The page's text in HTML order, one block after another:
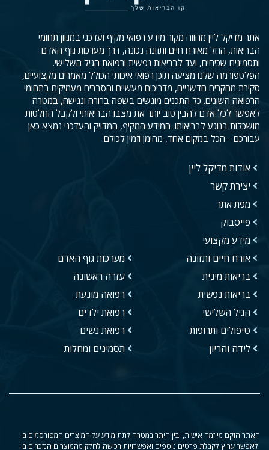
אתר מדיקל ליין מהווה מקור מידע רפואי מקיף ועדכני במגוון תחומי
הבריאות, החל מאורח חיים ותזונה נכונה, דרך מערכות גוף האדם
ותסמינים שכיחים, ועד לבריאות נפשית ורפואת הגיל השלישי.
הפלטפורמה שלנו מציעה תוכן רפואי איכותי הכולל מאמרים מקצועיים,
סקירת מחקרים חדשניים, מדריכים מעשיים והסברים מעמיקים בתחומי
הרפואה השונים. כל התכנים מוגשים בשפה ברורה ונגישה, במטרה
לאפשר לכל אדם להבין טוב יותר את מצבו הבריאותי ולקבל החלטות
מושכלות בנוגע לבריאותו. המידע המקיף, המדויק והעדכני נמצא כאן
עבורכם - הכל במקום אחד, מהימן וזמין לכולם.
אודות מדיקל ליין
יצירת קשר
מפת אתר
פייסבוק
מידע מקצועי
אורח חיים ותזונה
בריאות מינית
בריאות נפשית
הגיל השלישי
טיפולים ותרופות
לידה והריון
מערכות גוף האדם
עזרה ראשונה
רפואה מונעת
רפואת ילדים
רפואת נשים
תסמינים ומחלות
האתר הוקם מיוזמה אישית, ובין היתר במטרה לתת מידע על המוצרים המפורסמים בו
ולאפשר ערוץ לקבלת פרטים נוספים ואפשרויות רכישה לחלק מהמוצרים הנזכרים בו.